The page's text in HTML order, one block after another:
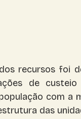
recursos foi
de
com a
das